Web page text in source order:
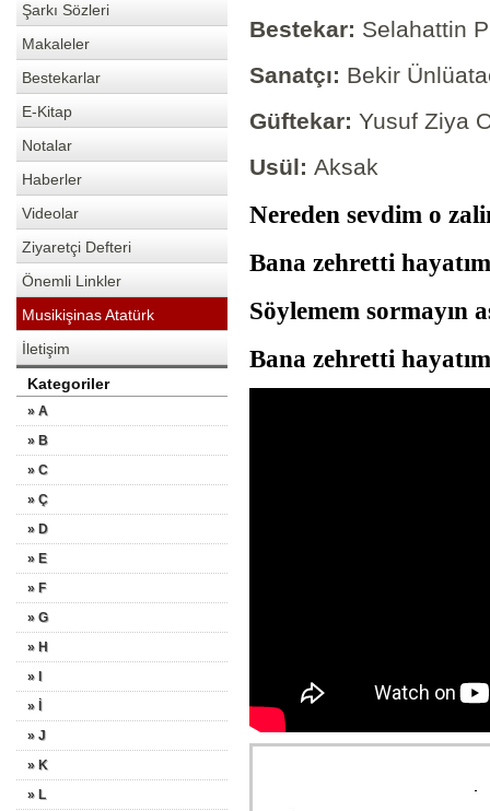
Şarkı Sözleri
Makaleler
Bestekarlar
E-Kitap
Notalar
Haberler
Videolar
Ziyaretçi Defteri
Önemli Linkler
Musikişinas Atatürk
İletişim
Kategoriler
» A
» B
» C
» Ç
» D
» E
» F
» G
» H
» I
» İ
» J
» K
» L
Bestekar: Selahattin
Sanatçı: Bekir
Güftekar: Yusuf Ziya
Usül: Aksak
Nereden sevdim o
Bana zehretti
Söylemem
Bana zehretti